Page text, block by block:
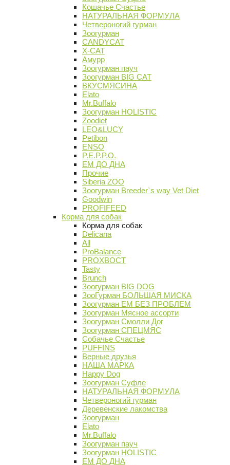
Кошачье Счастье
НАТУРАЛЬНАЯ ФОРМУЛА
Четвероногий гурман
Зоогурман
CANDYCAT
X-CAT
Амурр
Зоогурман пауч
Зоогурман BIG CAT
ВКУСМЯСИНА
Elato
Mr.Buffalo
Зоогурман HOLISTIC
Zoodiet
LEO&LUCY
Petibon
ENSO
P.E.P.P.O.
ЕМ ДО ДНА
Прочие
Siberia ZOO
Зоогурман Breeder`s way Vet Diet
Goodwin
PROFIFEED
Корма для собак
Корма для собак
Delicana
All
ProBalance
PROХВОСТ
Tasty
Brunch
Зоогурман BIG DOG
ЗооГурман БОЛЬШАЯ МИСКА
Зоогурман ЕМ БЕЗ ПРОБЛЕМ
Зоогурман Мясное ассорти
Зоогурман Смолли Дог
Зоогурман СПЕЦМЯС
Собачье Счастье
PUFFINS
Верные друзья
НАША МАРКА
Happy Dog
Зоогурман Суфле
НАТУРАЛЬНАЯ ФОРМУЛА
Четвероногий гурман
Деревенские лакомства
Зоогурман
Elato
Mr.Buffalo
Зоогурман пауч
Зоогурман HOLISTIC
ЕМ ДО ДНА